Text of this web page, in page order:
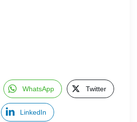
WhatsApp Twitter
LinkedIn